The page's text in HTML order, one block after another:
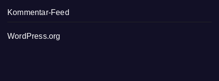
Kommentar-Feed
WordPress.org